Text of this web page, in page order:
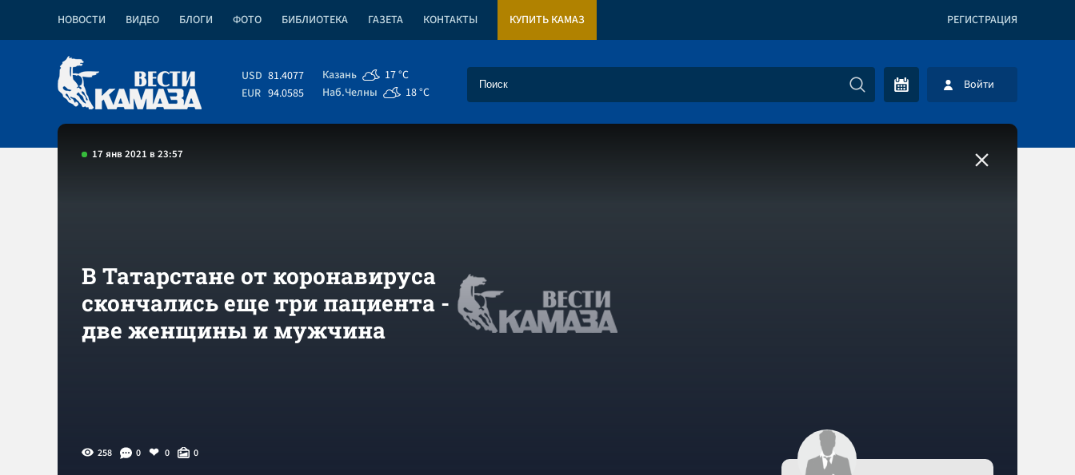
НОВОСТИ ВИДЕО БЛОГИ ФОТО БИБЛИОТЕКА ГАЗЕТА КОНТАКТЫ КУПИТЬ КАМАЗ РЕГИСТРАЦИЯ
USD 81.4077
EUR 94.0585
Казань
17 °C
Наб.Челны
18 °C Войти
17 янв 2021 в 23:57
В Татарстане от коронавируса
скончались еще три пациента -
две женщины и мужчина
258 0 0 0